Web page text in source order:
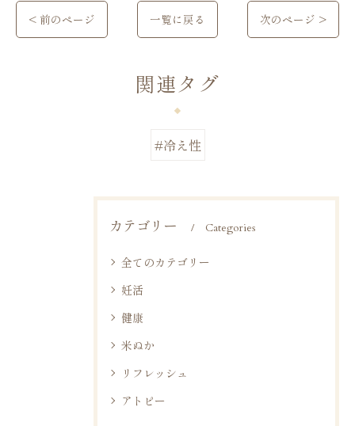
< 前のページ 一覧に戻る 次のページ >
関連タグ
#冷え性
カテゴリー Categories
全てのカテゴリー
妊活
健康
米ぬか
リフレッシュ
アトピー